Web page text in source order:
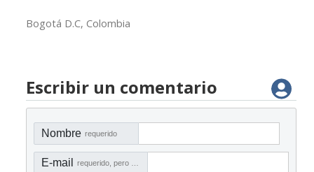
Bogotá D.C, Colombia
Escribir un comentario
Nombre requerido
E-mail